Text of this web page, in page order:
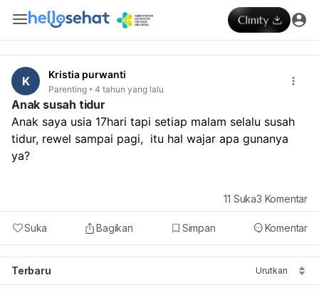
K Kristia purwanti
Parenting 4 tahun yang lalu
Anak susah tidur
Anak saya usia 17hari tapi setiap malam selalu susah
tidur, rewel sampai pagi,  itu hal wajar apa gunanya
ya?
Suka Bagikan Simpan Komentar
11 Suka3 Komentar
Terbaru Urutkan